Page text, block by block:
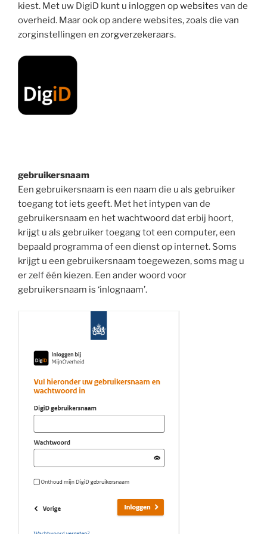
kiest. Met uw DigiD kunt u inloggen opwebsites van de
overheid. Maar ook op andere websites, zoals die van
zorginstellingen en zorgverzekeraars.
gebruikersnaam
Een gebruikersnaam is een naam die u als gebruiker
toegang tot iets geeft. Met het intypen van de
gebruikersnaam en hetwachtwoord dat erbij hoort,
krijgt u als gebruiker toegang tot een computer, een
bepaald programma of een dienst op internet. Soms
krijgt u een gebruikersnaam toegewezen, soms mag u
er zelf één kiezen. Een ander woord voor
gebruikersnaam is ‘inlognaam’.